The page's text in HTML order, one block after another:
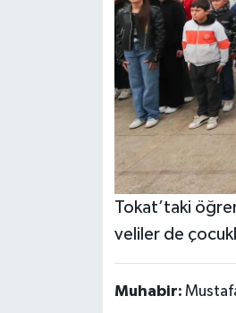
Tokat’taki
veliler de
Muhabir: